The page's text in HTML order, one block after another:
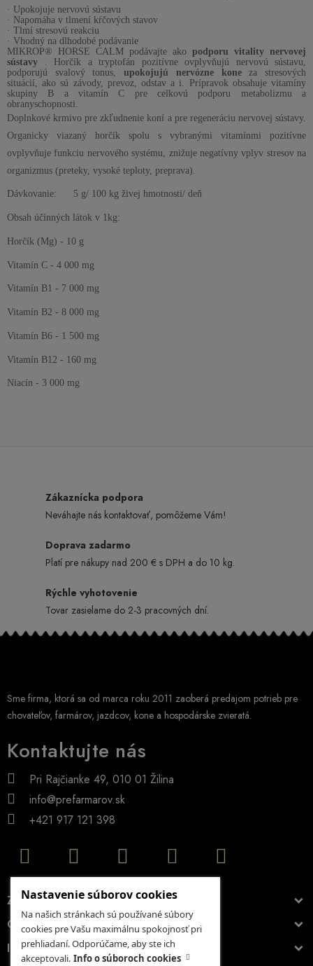
· Upokojuje nervovú sústavu
· Napomáha v tlmení kŕčových stavov
· Tlmí stresovú reakciu
· Vhodný na dlhodobé podávanie
MIKROP® HORSE CALM podávajte ako podporu vitality nervovej
sústavy . Horčík a tryptofán pozitívne ovplyvňujú nervovú sústavu,
podporujú svalový tonus,upokojujú nervózne koneza stresových
situácií, ako sú závody, prevoz, odstav a i. Prípravok obsahuje vitamíny
skupiny B a vitamín C pre celkovú podporu metabolizmu a
obranyschopnosti.
Doplnkové krmivo pre zkľudnenie koní a pre regeneráciu nervovej sústavy.
Organicky viazaný horčík spolu s vybranými vitamínmi pozitívne
ovplyvňuje funkciu nervového systému, znižuje negatívny vplyv stresov na
organizmus (preteky, vysoké teploty, preprava).
Dávkovanie: 5 g/ 100 kg živej hmotnosti/ deň
Obsah účinných látok v 1kg:
Horčík (Mg) - 10 g
Vitamín C - 4 000 mg
Vitamín B1 - 7 000 mg
Vitamín B2 - 8 000 mg
Vitamín B6 - 1 500 mg
Vitamín B12 - 160 mg
Niacín - 3 000 mg
Nastavenie súborov cookies
Na našich stránkach sú používané súbory
cookies pre Vašu maximálnu spokojnosť pri
prehliadaní. Odporúčame, aby ste ich
akceptovali. Info o súboroch cookies
Zákaznícka podpora
Neváhajte nás kontaktovať, pomôžeme Vám!
Doprava zadarmo
Platí pre nákupy nad 200 € s DPH a do 10 kg.
Rýchle vyhotovenie
Tovar zasielame do 2-3 pracovných dní.
Sme firma, ktorá sa od marca roku 2011 zaoberá predajom potrieb pre
chovateľov, farmárov, jazdcov, kone a hospodárske zvieratá.
Kontaktujte nás
Pri Rajčianke 49, 010 01 Žilina
info@prefarmarov.sk
+421 917 121 398
ZÁKAZNÍCKY ÚČET
O NÁKUPE
INFORMÁCIE